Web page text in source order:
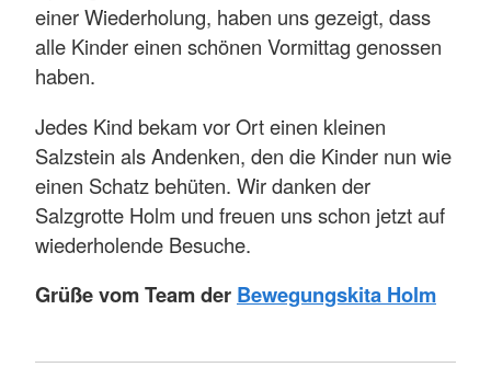
einer Wiederholung, haben uns gezeigt, dass
alle Kinder einen schönen Vormittag genossen
haben.
Jedes Kind bekam vor Ort einen kleinen
Salzstein als Andenken, den die Kinder nun wie
einen Schatz behüten. Wir danken der
Salzgrotte Holm und freuen uns schon jetzt auf
wiederholende Besuche.
Grüße vom Team der Bewegungskita Holm